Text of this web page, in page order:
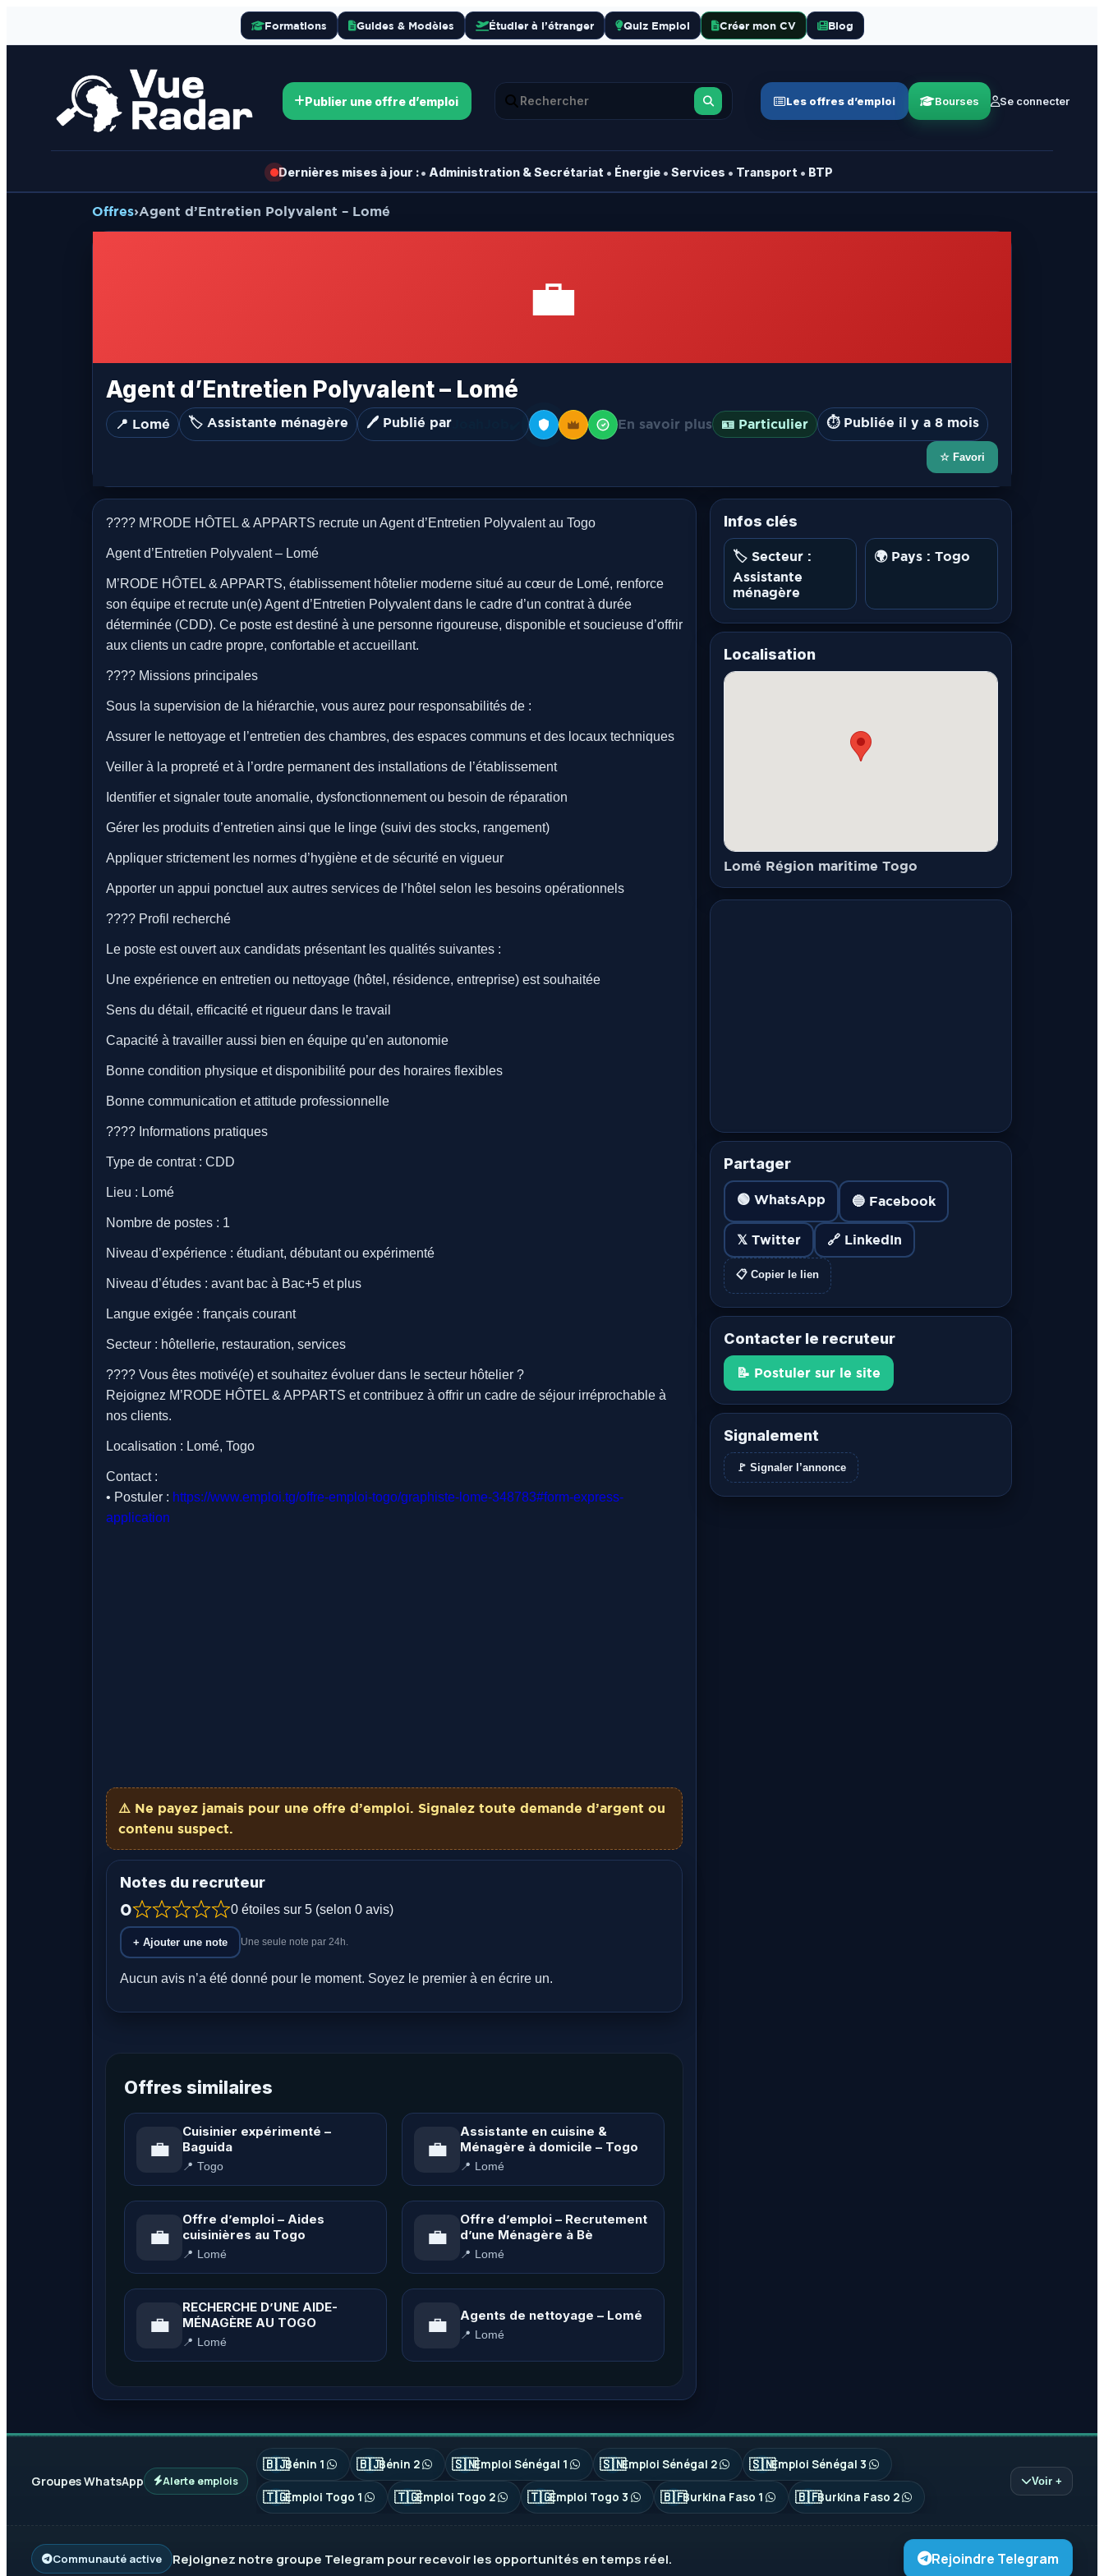
Formations Guides & Modèles Étudier à l’étranger Quiz Emploi Créer mon CV Blog
Publier une offre d’emploi Les offres d’emploi Bourses Se connecter
Dernières mises à jour :• Administration & Secrétariat • Énergie • Services • Transport • BTP
Offres›Agent d’Entretien Polyvalent – Lomé
💼
Agent d’Entretien Polyvalent – Lomé
📍 Lomé 🏷️ Assistante ménagère 🖊️ Publié par En savoir plus 🪪 Particulier ⏱️ Publiée il y a 8 mois
☆ Favori
???? M’RODE HÔTEL & APPARTS recrute un Agent d’Entretien Polyvalent au Togo
Agent d’Entretien Polyvalent – Lomé
M’RODE HÔTEL & APPARTS, établissement hôtelier moderne situé au cœur de Lomé, renforce
son équipe et recrute un(e) Agent d’Entretien Polyvalent dans le cadre d’un contrat à durée
déterminée (CDD). Ce poste est destiné à une personne rigoureuse, disponible et soucieuse d’offrir
aux clients un cadre propre, confortable et accueillant.
???? Missions principales
Sous la supervision de la hiérarchie, vous aurez pour responsabilités de :
Assurer le nettoyage et l’entretien des chambres, des espaces communs et des locaux techniques
Veiller à la propreté et à l’ordre permanent des installations de l’établissement
Identifier et signaler toute anomalie, dysfonctionnement ou besoin de réparation
Gérer les produits d’entretien ainsi que le linge (suivi des stocks, rangement)
Appliquer strictement les normes d’hygiène et de sécurité en vigueur
Apporter un appui ponctuel aux autres services de l’hôtel selon les besoins opérationnels
???? Profil recherché
Le poste est ouvert aux candidats présentant les qualités suivantes :
Une expérience en entretien ou nettoyage (hôtel, résidence, entreprise) est souhaitée
Sens du détail, efficacité et rigueur dans le travail
Capacité à travailler aussi bien en équipe qu’en autonomie
Bonne condition physique et disponibilité pour des horaires flexibles
Bonne communication et attitude professionnelle
???? Informations pratiques
Type de contrat : CDD
Lieu : Lomé
Nombre de postes : 1
Niveau d’expérience : étudiant, débutant ou expérimenté
Niveau d’études : avant bac à Bac+5 et plus
Langue exigée : français courant
Secteur : hôtellerie, restauration, services
???? Vous êtes motivé(e) et souhaitez évoluer dans le secteur hôtelier ?
Rejoignez M’RODE HÔTEL & APPARTS et contribuez à offrir un cadre de séjour irréprochable à
nos clients.
Localisation : Lomé, Togo
Contact :
• Postuler : https://www.emploi.tg/offre-emploi-togo/graphiste-lome-348783#form-express-
application
⚠️ Ne payez jamais pour une offre d’emploi. Signalez toute demande d’argent ou
contenu suspect.
Notes du recruteur
0 0 étoiles sur 5 (selon 0 avis)
+ Ajouter une note Une seule note par 24h.
Aucun avis n’a été donné pour le moment. Soyez le premier à en écrire un.
Offres similaires
💼
Cuisinier expérimenté –
Baguida
📍 Togo
💼
Assistante en cuisine &
Ménagère à domicile – Togo
📍 Lomé
💼
Offre d’emploi – Aides
cuisinières au Togo
📍 Lomé
💼
Offre d’emploi – Recrutement
d’une Ménagère à Bè
📍 Lomé
💼
RECHERCHE D’UNE AIDE-
MÉNAGÈRE AU TOGO
📍 Lomé
💼 Agents de nettoyage – Lomé
📍 Lomé
Infos clés
🏷️ Secteur :
Assistante
ménagère
🌍 Pays : Togo
Localisation
Lomé Région maritime Togo
Partager
🟢 WhatsApp 🔵 Facebook
𝕏 Twitter 🔗 LinkedIn
📋 Copier le lien
Contacter le recruteur
📝 Postuler sur le site
Signalement
🚩 Signaler l’annonce
Groupes WhatsApp Alerte emplois
🇧🇯Bénin 1 🇧🇯Bénin 2 🇸🇳Emploi Sénégal 1 🇸🇳Emploi Sénégal 2 🇸🇳Emploi Sénégal 3
🇹🇬Emploi Togo 1 🇹🇬Emploi Togo 2 🇹🇬Emploi Togo 3 🇧🇫Burkina Faso 1 🇧🇫Burkina Faso 2
Voir +
Communauté active Rejoignez notre groupe Telegram pour recevoir les opportunités en temps réel. Rejoindre Telegram